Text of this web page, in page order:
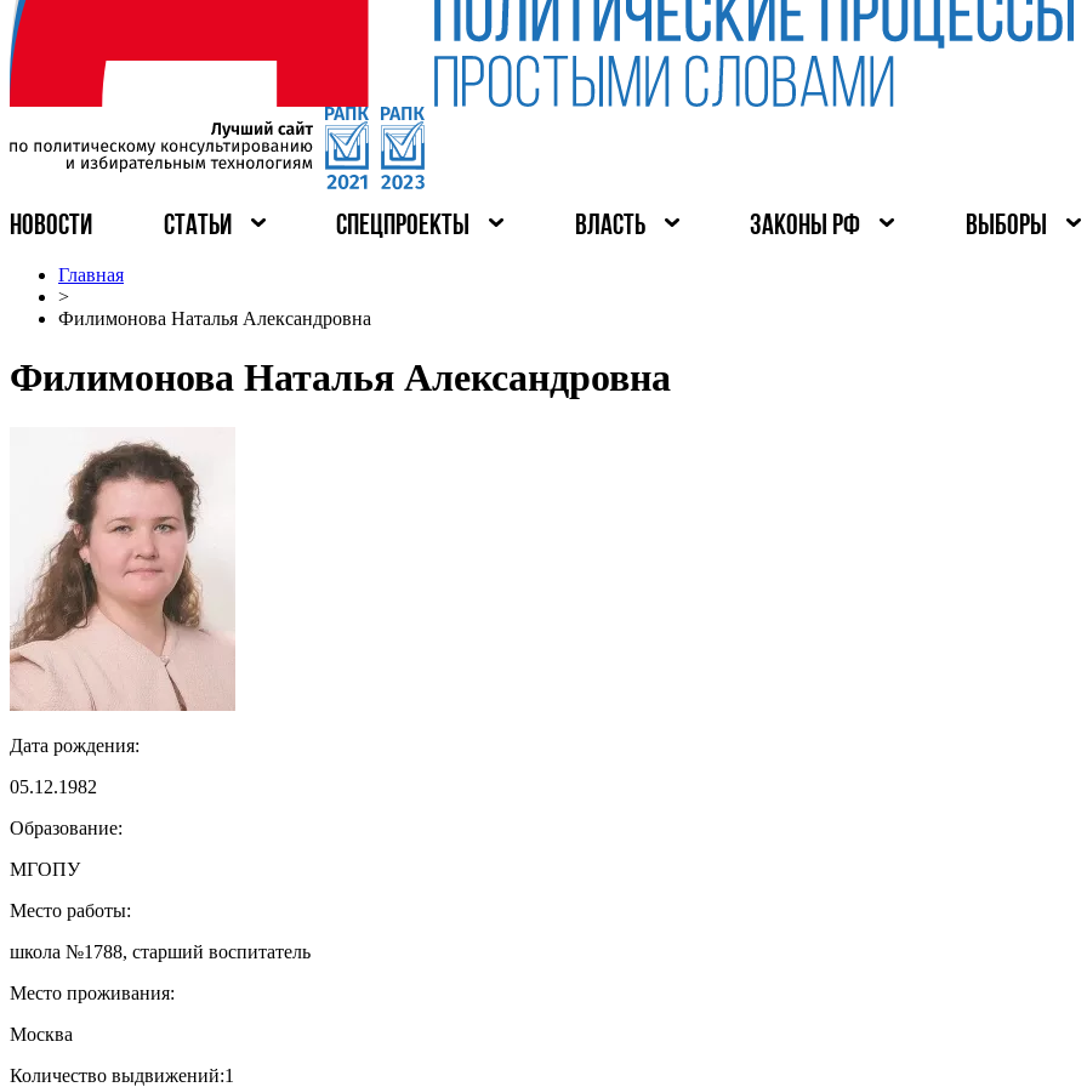
НОВОСТИ СТАТЬИ СПЕЦПРОЕКТЫ ВЛАСТЬ ЗАКОНЫ РФ ВЫБОРЫ
Главная
>
Филимонова Наталья Александровна
Филимонова Наталья Александровна
Дата рождения:
05.12.1982
Образование:
МГОПУ
Место работы:
школа №1788, старший воспитатель
Место проживания:
Москва
Количество выдвижений:1